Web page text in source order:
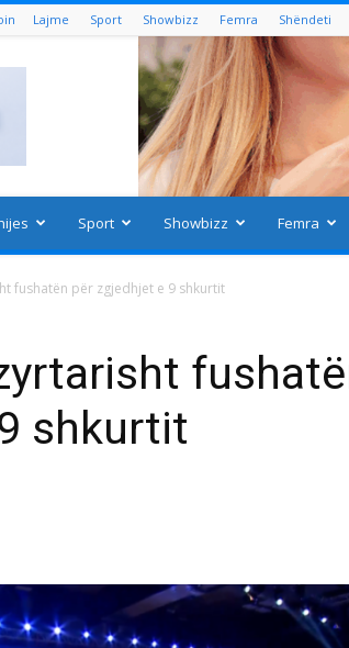
Lajme Sport Showbizz Femra Shëndeti
Sport Showbizz Femra
fushatën për zgjedhjet e 9 shkurtit
shkurtit